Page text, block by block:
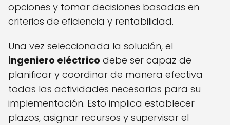
opciones y tomar decisiones basadas en
criterios de eficiencia y rentabilidad.
Una vez seleccionada la solución, el
ingeniero eléctrico debe ser capaz de
planificar y coordinar de manera efectiva
todas las actividades necesarias para su
implementación. Esto implica establecer
plazos, asignar recursos y supervisar el